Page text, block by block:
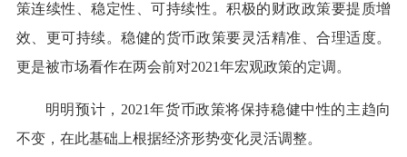
策连续性、稳定性、可持续性。积极的财政政策要提质增
效、更可持续。稳健的货币政策要灵活精准、合理适度。
更是被市场看作在两会前对2021年宏观政策的定调。
明明预计，2021年货币政策将保持稳健中性的主趋向
不变，在此基础上根据经济形势变化灵活调整。